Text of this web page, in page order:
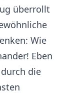
überrollt
Wie
Eben
die